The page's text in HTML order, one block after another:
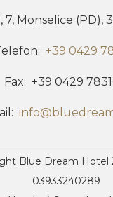
7, Monselice (PD),
+39 0429
Fax +39 0429
Blue Dream Hotel
03933240289